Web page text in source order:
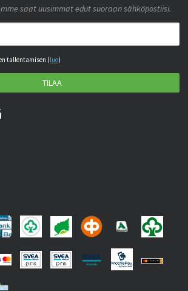
saat uusimmat edut suoraan sähköpostiisi.
tallentamisen (lue)
TILAA